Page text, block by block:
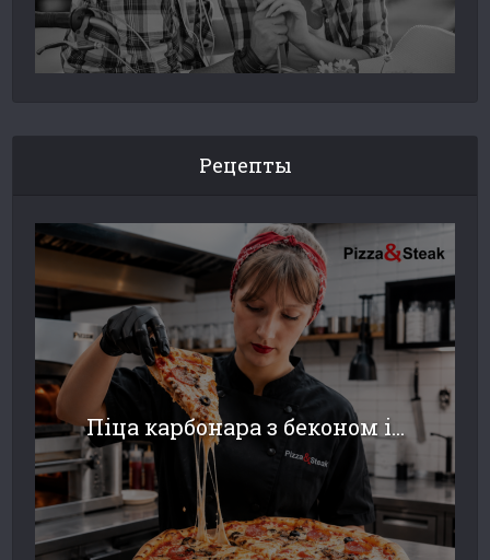
Рецепты
Піца карбонара з беконом і...